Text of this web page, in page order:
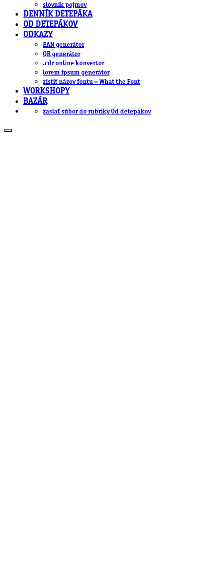
slovník pojmov
DENNÍK DETEPÁKA
OD DETEPÁKOV
ODKAZY
EAN generátor
QR generátor
.cdr online konvertor
lorem ipsum generátor
zistiť názov fontu – What the Font
WORKSHOPY
BAZÁR
zaslať súbor do rubriky Od detepákov